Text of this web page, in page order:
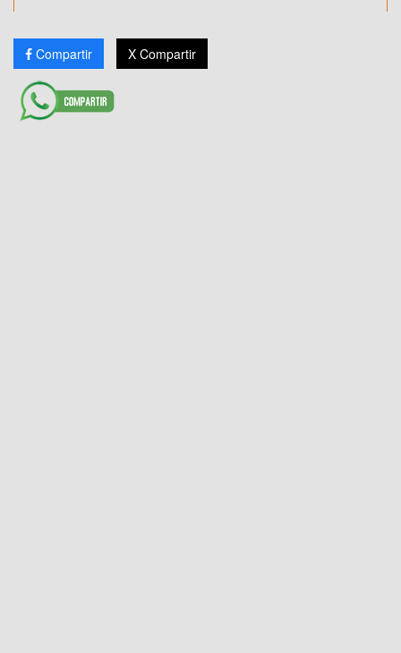
Compartir X Compartir